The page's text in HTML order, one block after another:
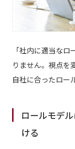
「社内に適当な
りません。視点を
自社に合ったロー
ロールモデ
ける